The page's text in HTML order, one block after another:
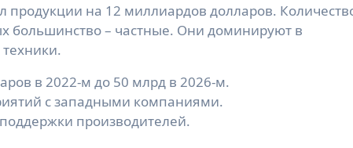
продукции на 12 миллиардов долларов.
большинство – частные. Они доминируют в
в 2022-м до 50 млрд в 2026-м.
с западными компаниями.
производителей.